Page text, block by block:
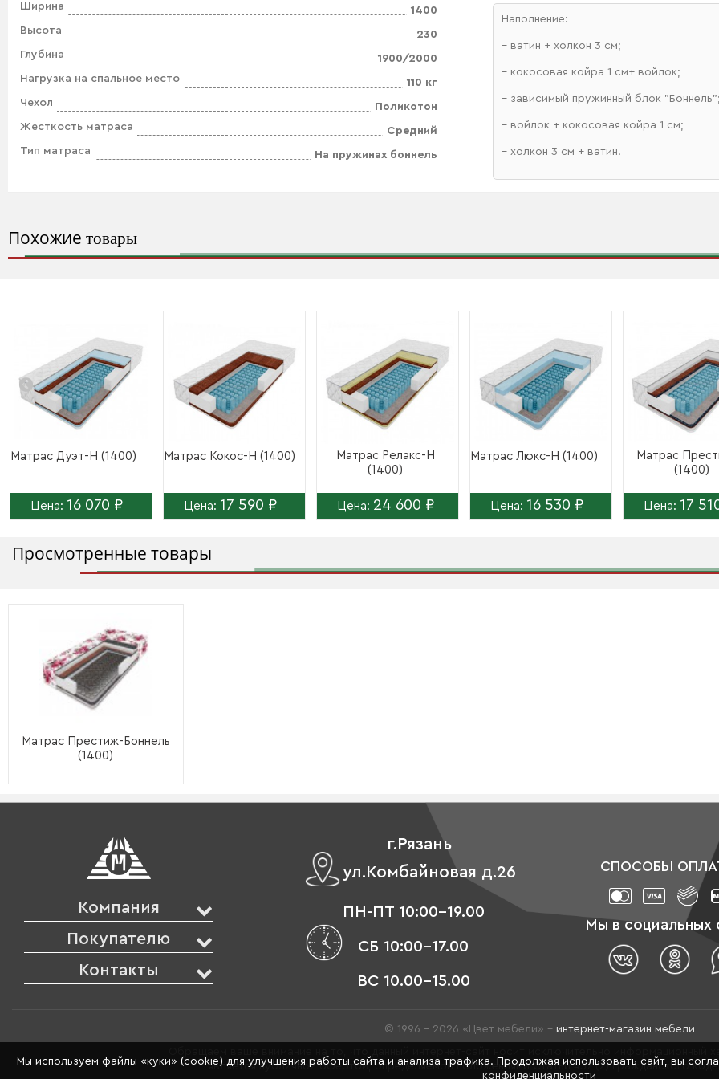
Ширина
1400
Высота
230
Глубина
1900/2000
Нагрузка на спальное место
110 кг
Чехол
Поликотон
Жесткость матраса
Средний
Тип матраса
На пружинах боннель
Наполнение:
– ватин + холкон 3 см;
– кокосовая койра 1 см+ войлок;
– зависимый пружинный блок
– войлок + кокосовая койра 1 см;
– холкон 3 см + ватин.
Похожие товары
Матрас Дуэт-Н (1400)
Цена: 16 070 ₽
Матрас Кокос-Н (1400)
Цена: 17 590 ₽
Матрас Релакс-Н
(1400)
Цена: 24 600 ₽
Матрас Люкс-Н (1400)
Цена: 16 530 ₽
Матрас
(1400)
Цена: 17
Просмотренные товары
Матрас Престиж-Боннель
(1400)
Компания
Покупателю
Контакты
г.Рязань
ул.Комбайновая д.26
ПН-ПТ 10:00-19.00
СБ 10:00-17.00
ВС 10.00-15.00
СПОСОБЫ
Мы в социальных
© 1996 - 2026 «Цвет мебели» – интернет-магазин мебели
является публичной офертой, определяемой положениями Статьи 437 (2) Гражданского
Мы используем файлы «куки» (cookie) для улучшения работы сайта и анализа трафика. Продолжая использовать сайт, вы
конфиденциальности